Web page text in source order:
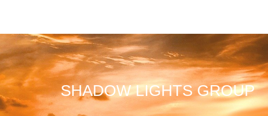
SHADOW LIGHTS GROUP